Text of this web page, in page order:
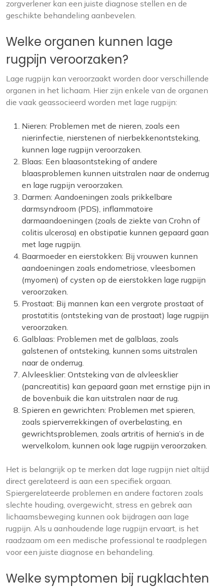
zorgverlener kan een juiste diagnose stellen en de
geschikte behandeling aanbevelen.
Welke organen kunnen lage
rugpijn veroorzaken?
Lage rugpijn kan veroorzaakt worden door verschillende
organen in het lichaam. Hier zijn enkele van de organen
die vaak geassocieerd worden met lage rugpijn:
Nieren: Problemen met de nieren, zoals een
nierinfectie, nierstenen of nierbekkenontsteking,
kunnen lage rugpijn veroorzaken.
Blaas: Een blaasontsteking of andere
blaasproblemen kunnen uitstralen naar de onderrug
en lage rugpijn veroorzaken.
Darmen: Aandoeningen zoals prikkelbare
darmsyndroom (PDS), inflammatoire
darmaandoeningen (zoals de ziekte van Crohn of
colitis ulcerosa) en obstipatie kunnen gepaard gaan
met lage rugpijn.
Baarmoeder en eierstokken: Bij vrouwen kunnen
aandoeningen zoals endometriose, vleesbomen
(myomen) of cysten op de eierstokken lage rugpijn
veroorzaken.
Prostaat: Bij mannen kan een vergrote prostaat of
prostatitis (ontsteking van de prostaat) lage rugpijn
veroorzaken.
Galblaas: Problemen met de galblaas, zoals
galstenen of ontsteking, kunnen soms uitstralen
naar de onderrug.
Alvleesklier: Ontsteking van de alvleesklier
(pancreatitis) kan gepaard gaan met ernstige pijn in
de bovenbuik die kan uitstralen naar de rug.
Spieren en gewrichten: Problemen met spieren,
zoals spierverrekkingen of overbelasting, en
gewrichtsproblemen, zoals artritis of hernia’s in de
wervelkolom, kunnen ook lage rugpijn veroorzaken.
Het is belangrijk op te merken dat lage rugpijn niet altijd
direct gerelateerd is aan een specifiek orgaan.
Spiergerelateerde problemen en andere factoren zoals
slechte houding, overgewicht, stress en gebrek aan
lichaamsbeweging kunnen ook bijdragen aan lage
rugpijn. Als u aanhoudende lage rugpijn ervaart, is het
raadzaam om een medische professional te raadplegen
voor een juiste diagnose en behandeling.
Welke symptomen bij rugklachten